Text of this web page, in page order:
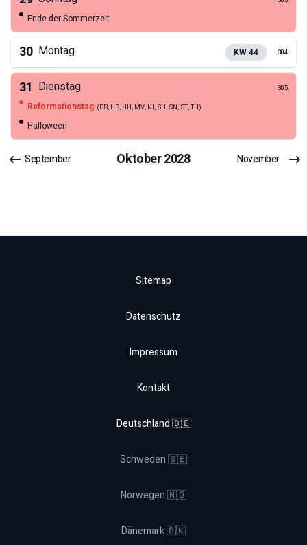
Ende der Sommerzeit
30 Montag KW44 304
31 Dienstag 305
Reformationstag (BB, HB, HH, MV, NI, SH, SN, ST, TH)
Halloween
September Oktober2028 November
Sitemap
Datenschutz
Impressum
Kontakt
Deutschland 🇩🇪
Schweden 🇸🇪
Norwegen 🇳🇴
Dänemark 🇩🇰